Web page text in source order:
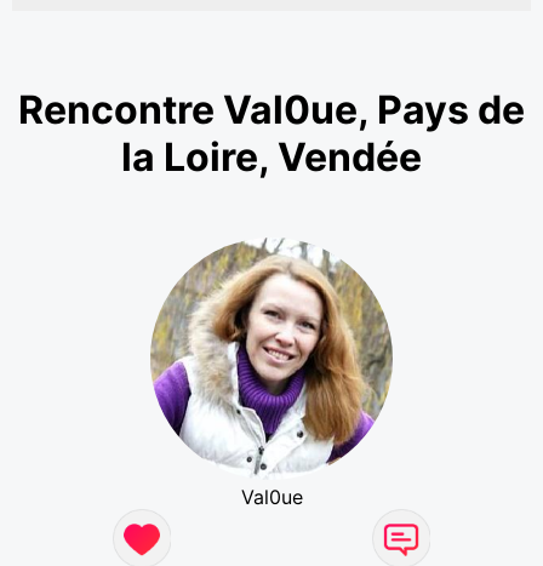
Rencontre Val0ue, Pays de
la Loire, Vendée
Val0ue